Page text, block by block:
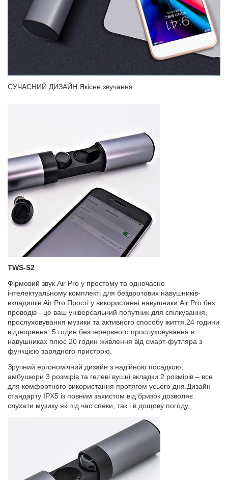
СУЧАСНИЙ ДИЗАЙН.Якісне звучання
TWS-S2
Фірмовий звук Air Pro у простому та одночасно
інтелектуальному комплекті для бездротових навушників-
вкладишів Air Pro.Прості у використанні навушники Air Pro без
проводів - це ваш універсальний попутник для спілкування,
прослуховування музики та активного способу життя.24 години
відтворення: 5 годин безперервного прослуховування в
навушниках плюс 20 годин живлення від смарт-футляра з
функцією зарядного пристрою.
Зручний ергономічний дизайн з надійною посадкою,
амбушюри 3 розмірів та гелеві вушні вкладки 2 розмірів – все
для комфортного використання протягом усього дня.Дизайн
стандарту IPX5 із повним захистом від бризок дозволяє
слухати музику як під час спеки, так і в дощову погоду.